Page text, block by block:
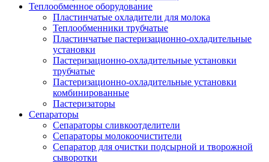
Теплообменное оборудование
Пластинчатые охладители для молока
Теплообменники трубчатые
Пластинчатые пастеризационно-охладительные
установки
Пастеризационно-охладительные установки
трубчатые
Пастеризационно-охладительные установки
комбинированные
Пастеризаторы
Сепараторы
Сепараторы сливкоотделители
Сепараторы молокоочистители
Сепаратор для очистки подсырной и творожной
сыворотки